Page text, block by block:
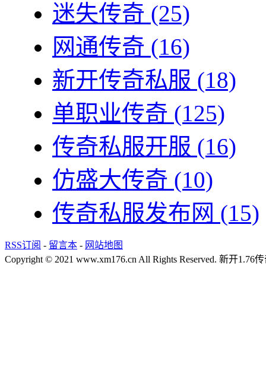
迷失传奇 (25)
网通传奇 (16)
新开传奇私服 (18)
单职业传奇 (125)
传奇私服开服 (16)
仿盛大传奇 (10)
传奇私服发布网 (15)
RSS订阅 - 留言本 - 网站地图
Copyright © 2021 www.xm176.cn All Rights Reserved. 新开1.76